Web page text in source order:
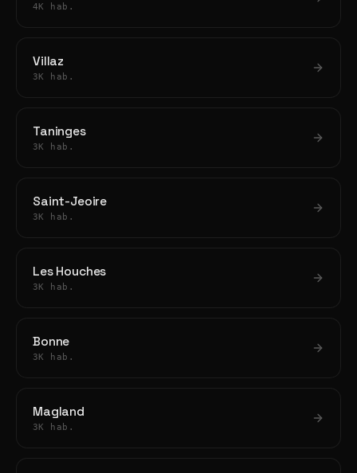
4K hab.
Villaz
3K hab.
Taninges
3K hab.
Saint-Jeoire
3K hab.
Les Houches
3K hab.
Bonne
3K hab.
Magland
3K hab.